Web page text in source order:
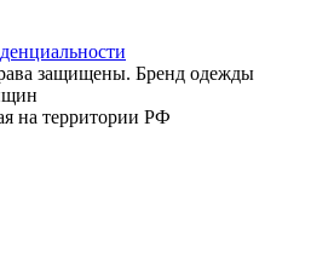
защищены. Бренд одежды
на территории РФ